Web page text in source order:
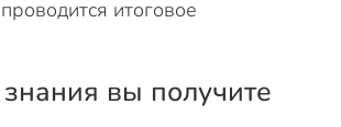
итоговое
вы получите